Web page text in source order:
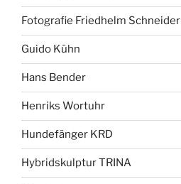
Fotografie Friedhelm Schneider
Guido Kühn
Hans Bender
Henriks Wortuhr
Hundefänger KRD
Hybridskulptur TRINA